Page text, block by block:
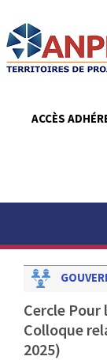
t
A
N
P
P
ACCÈS
Cercle Pour
Colloque
2025)